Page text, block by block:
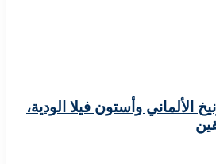
الألماني وأستون فيلا الودية،